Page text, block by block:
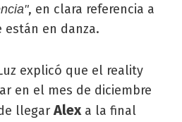
, en clara referencia a
están en danza.
explicó que el reality
en el mes de diciembre
llegarAlexa la final